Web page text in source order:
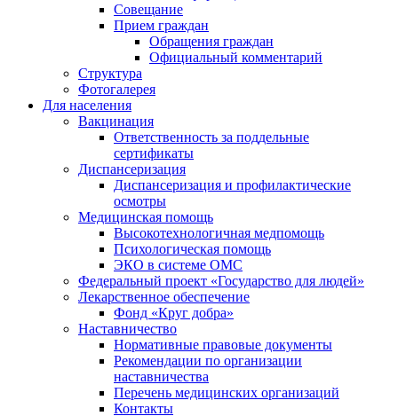
Совещание
Прием граждан
Обращения граждан
Официальный комментарий
Структура
Фотогалерея
Для населения
Вакцинация
Ответственность за поддельные
сертификаты
Диспансеризация
Диспансеризация и профилактические
осмотры
Медицинская помощь
Высокотехнологичная медпомощь
Психологическая помощь
ЭКО в системе ОМС
Федеральный проект «Государство для людей»
Лекарственное обеспечение
Фонд «Круг добра»
Наставничество
Нормативные правовые документы
Рекомендации по организации
наставничества
Перечень медицинских организаций
Контакты